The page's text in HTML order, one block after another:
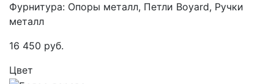
Фурнитура: Опоры металл, Петли Boyard, Ручки
металл
16 450 руб.
Цвет